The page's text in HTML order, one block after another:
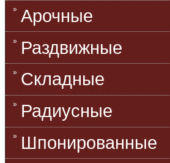
Арочные
Раздвижные
Складные
Радиусные
Шпонированные